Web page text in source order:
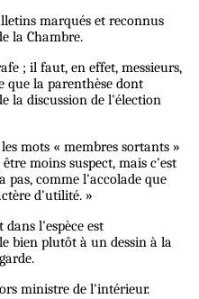
marqués et reconnus
la Chambre.
; il faut, en effet, messieurs,
que la parenthèse dont
la discussion de l'élection
mots « membres sortants »
moins suspect, mais c'est
pas, comme l'accolade que
d'utilité. »
l'espèce est
bien plutôt à un dessin à la
ministre de l'intérieur.